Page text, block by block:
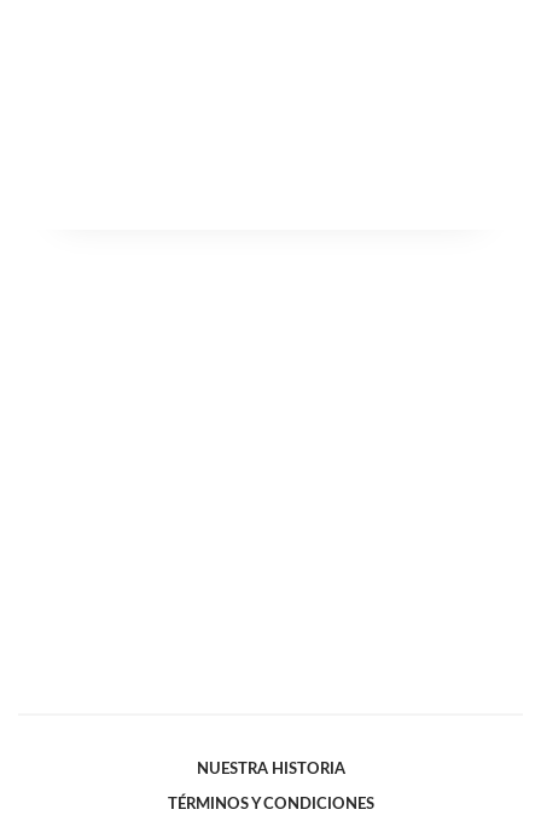
NUESTRA HISTORIA
TÉRMINOS Y CONDICIONES